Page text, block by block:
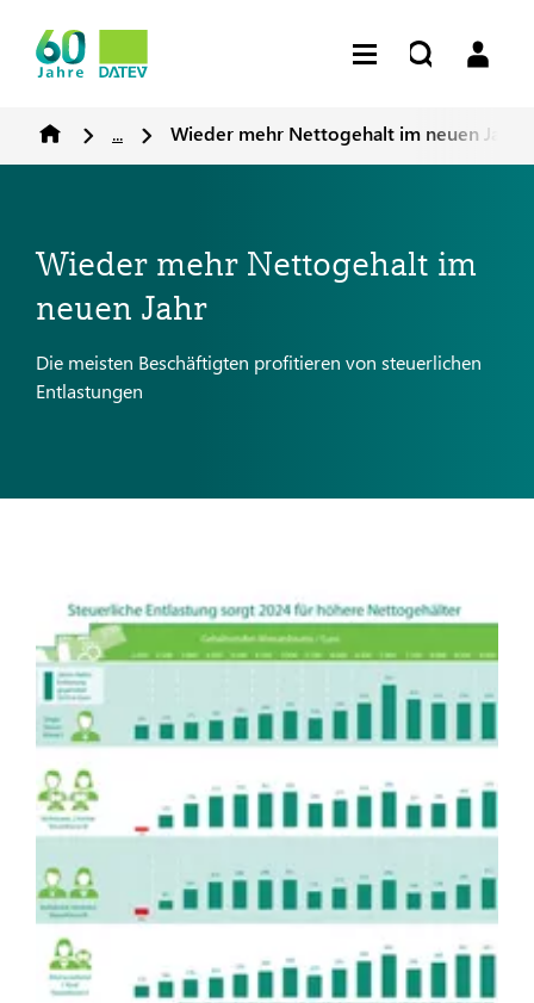
... Wieder mehr Nettogehalt im neuen Jahr
Wieder mehr Nettogehalt im
neuen Jahr
Die meisten Beschäftigten profitieren von steuerlichen
Entlastungen